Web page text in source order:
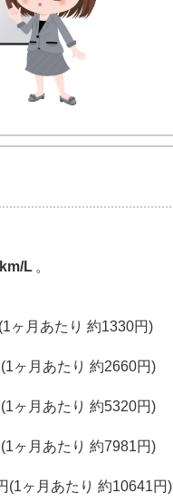
L 。
(1ヶ月あたり 約1330円)
ヶ月あたり 約2660円)
ヶ月あたり 約5320円)
ヶ月あたり 約7981円)
(1ヶ月あたり 約10641円)